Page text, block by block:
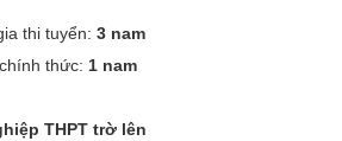
thi tuyển: 3 nam
thức: 1 nam
THPT trờ lên